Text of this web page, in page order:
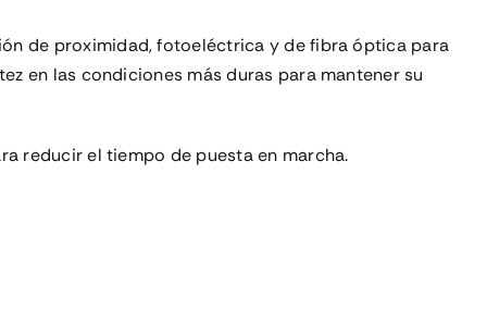
de proximidad, fotoeléctrica y de fibra óptica para
en las condiciones más duras para mantener su
reducir el tiempo de puesta en marcha.